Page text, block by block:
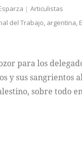
Articulistas
del Trabajo argentina
para los
y sus sangrientos
sobre todo